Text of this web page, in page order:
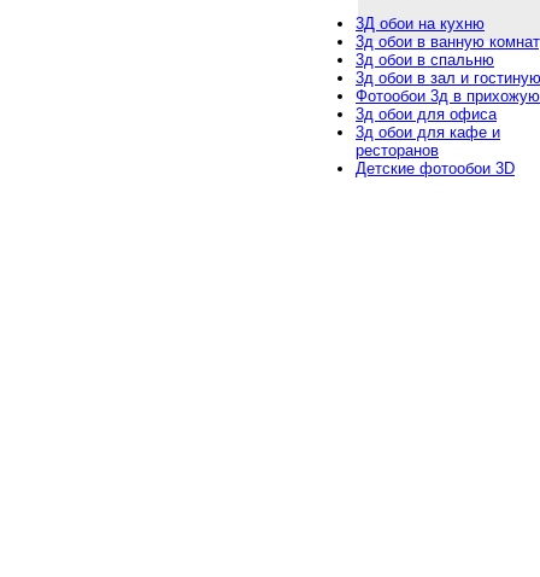
3Д обои на кухню
3д обои в ванную
3д обои в спальню
3д обои в зал и гостиную
Фотообои 3д в прихожую
3д обои для офиса
3д обои для кафе и
ресторанов
Детские фотообои 3D